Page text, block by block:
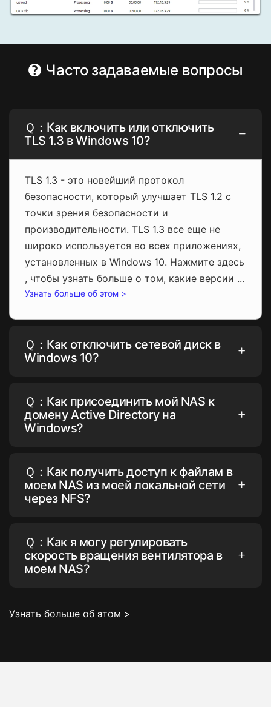
Часто задаваемые вопросы
Ｑ：Как включить или отключить
TLS 1.3 в Windows 10?
TLS 1.3 - это новейший протокол
безопасности, который улучшает TLS 1.2 с
точки зрения безопасности и
производительности. TLS 1.3 все еще не
широко используется во всех приложениях,
установленных в Windows 10. Нажмите здесь
, чтобы узнать больше о том, какие версии ...
Узнать больше об этом >
Ｑ：Как отключить сетевой диск в
Windows 10?
Ｑ：Как присоединить мой NAS к
домену Active Directory на
Windows?
Ｑ：Как получить доступ к файлам в
моем NAS из моей локальной сети
через NFS?
Ｑ：Как я могу регулировать
скорость вращения вентилятора в
моем NAS?
Узнать больше об этом >